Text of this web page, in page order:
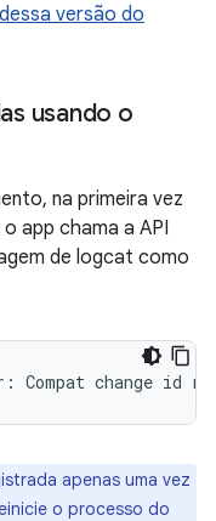
versão do
usando o
na primeira vez
app chama a API
de logcat como
apenas uma vez
o processo do